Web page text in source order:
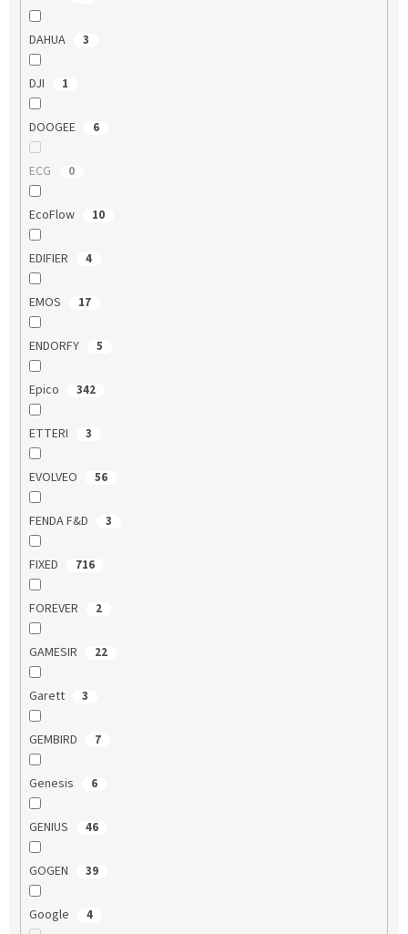
DAHUA 3
DJI 1
DOOGEE 6
ECG 0
EcoFlow 10
EDIFIER 4
EMOS 17
ENDORFY 5
Epico 342
ETTERI 3
EVOLVEO 56
FENDA F&D 3
FIXED 716
FOREVER 2
GAMESIR 22
Garett 3
GEMBIRD 7
Genesis 6
GENIUS 46
GOGEN 39
Google 4